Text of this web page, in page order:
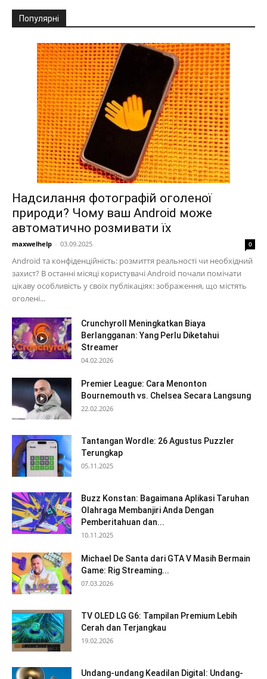
Популярні
Надсилання фотографій оголеної
природи? Чому ваш Android може
автоматично розмивати їх
maxwelhelp - 03.09.2025 0
Android та конфіденційність: розмиття реальності чи необхідний
захист? В останні місяці користувачі Android почали помічати
цікаву особливість у своїх публікаціях: зображення, що містять
оголені...
Crunchyroll Meningkatkan Biaya
Berlangganan: Yang Perlu Diketahui
Streamer
04.02.2026
Premier League: Cara Menonton
Bournemouth vs. Chelsea Secara Langsung
22.02.2026
Tantangan Wordle: 26 Agustus Puzzler
Terungkap
05.11.2025
Buzz Konstan: Bagaimana Aplikasi Taruhan
Olahraga Membanjiri Anda Dengan
Pemberitahuan dan...
10.11.2025
Michael De Santa dari GTA V Masih Bermain
Game: Rig Streaming...
07.03.2026
TV OLED LG G6: Tampilan Premium Lebih
Cerah dan Terjangkau
19.02.2026
Undang-undang Keadilan Digital: Undang-